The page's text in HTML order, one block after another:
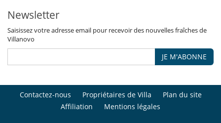
Newsletter
Saisissez votre adresse email pour recevoir des nouvelles fraîches de
Villanovo
JE M'ABONNE
Contactez-nous Propriétaires de Villa
Plan du site
Affiliation
Mentions légales